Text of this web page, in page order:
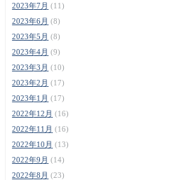
2023年7月 (11)
2023年6月 (8)
2023年5月 (8)
2023年4月 (9)
2023年3月 (10)
2023年2月 (17)
2023年1月 (17)
2022年12月 (16)
2022年11月 (16)
2022年10月 (13)
2022年9月 (14)
2022年8月 (23)